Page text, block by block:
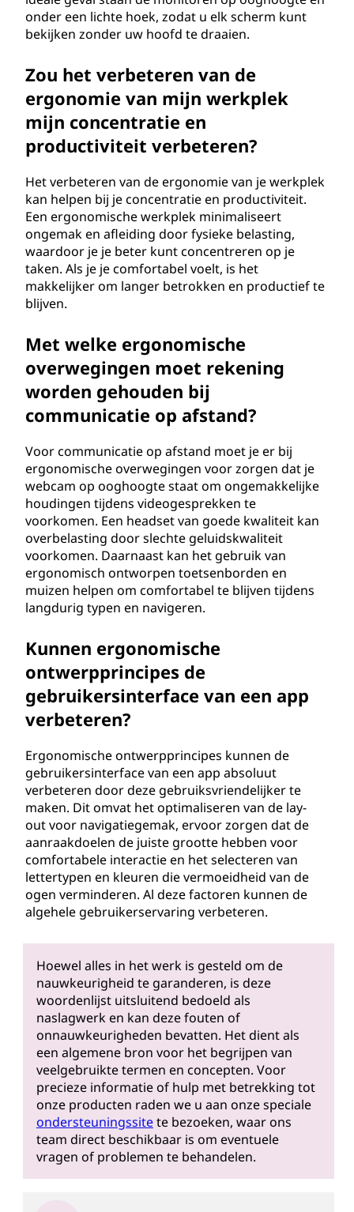
onder een lichte hoek, zodat u elk scherm kunt
bekijken zonder uw hoofd te draaien.
Zou het verbeteren van de
ergonomie van mijn werkplek
mijn concentratie en
productiviteit verbeteren?
Het verbeteren van de ergonomie van je werkplek
kan helpen bij je concentratie en productiviteit.
Een ergonomische werkplek minimaliseert
ongemak en afleiding door fysieke belasting,
waardoor je je beter kunt concentreren op je
taken. Als je je comfortabel voelt, is het
makkelijker om langer betrokken en productief te
blijven.
Met welke ergonomische
overwegingen moet rekening
worden gehouden bij
communicatie op afstand?
Voor communicatie op afstand moet je er bij
ergonomische overwegingen voor zorgen dat je
webcam op ooghoogte staat om ongemakkelijke
houdingen tijdens videogesprekken te
voorkomen. Een headset van goede kwaliteit kan
overbelasting door slechte geluidskwaliteit
voorkomen. Daarnaast kan het gebruik van
ergonomisch ontworpen toetsenborden en
muizen helpen om comfortabel te blijven tijdens
langdurig typen en navigeren.
Kunnen ergonomische
ontwerpprincipes de
gebruikersinterface van een app
verbeteren?
Ergonomische ontwerpprincipes kunnen de
gebruikersinterface van een app absoluut
verbeteren door deze gebruiksvriendelijker te
maken. Dit omvat het optimaliseren van de lay-
out voor navigatiegemak, ervoor zorgen dat de
aanraakdoelen de juiste grootte hebben voor
comfortabele interactie en het selecteren van
lettertypen en kleuren die vermoeidheid van de
ogen verminderen. Al deze factoren kunnen de
algehele gebruikerservaring verbeteren.
Hoewel alles in het werk is gesteld om de
nauwkeurigheid te garanderen, is deze
woordenlijst uitsluitend bedoeld als
naslagwerk en kan deze fouten of
onnauwkeurigheden bevatten. Het dient als
een algemene bron voor het begrijpen van
veelgebruikte termen en concepten. Voor
precieze informatie of hulp met betrekking tot
onze producten raden we u aan onze speciale
ondersteuningssitete bezoeken, waar ons
team direct beschikbaar is om eventuele
vragen of problemen te behandelen.